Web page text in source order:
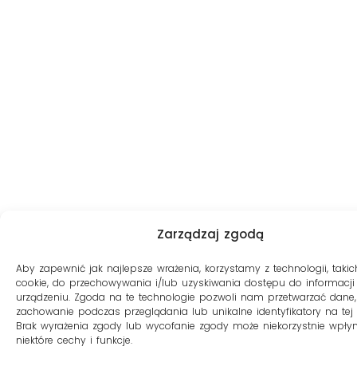
Zarządzaj zgodą
Aby zapewnić jak najlepsze wrażenia, korzystamy z technologii,
cookie, do przechowywania i/lub uzyskiwania dostępu do
urządzeniu. Zgoda na te technologie pozwoli nam przetwarzać
zachowanie podczas przeglądania lub unikalne identyfikatory na tej
Brak wyrażenia zgody lub wycofanie zgody może niekorzystnie
niektóre cechy i funkcje.